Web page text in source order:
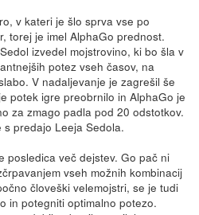
v kateri je šlo sprva vse po
torej je imel AlphaGo prednost.
izvedel mojstrovino, ki bo šla v
potez vseh časov, na
V nadaljevanje je zagrešil še
potek igre preobrnilo in AlphaGo je
za zmago padla pod 20 odstotkov.
predajo Leeja Sedola.
posledica več dejstev. Go pač ni
vseh možnih kombinacij
človeški velemojstri, se je tudi
in potegniti optimalno potezo.